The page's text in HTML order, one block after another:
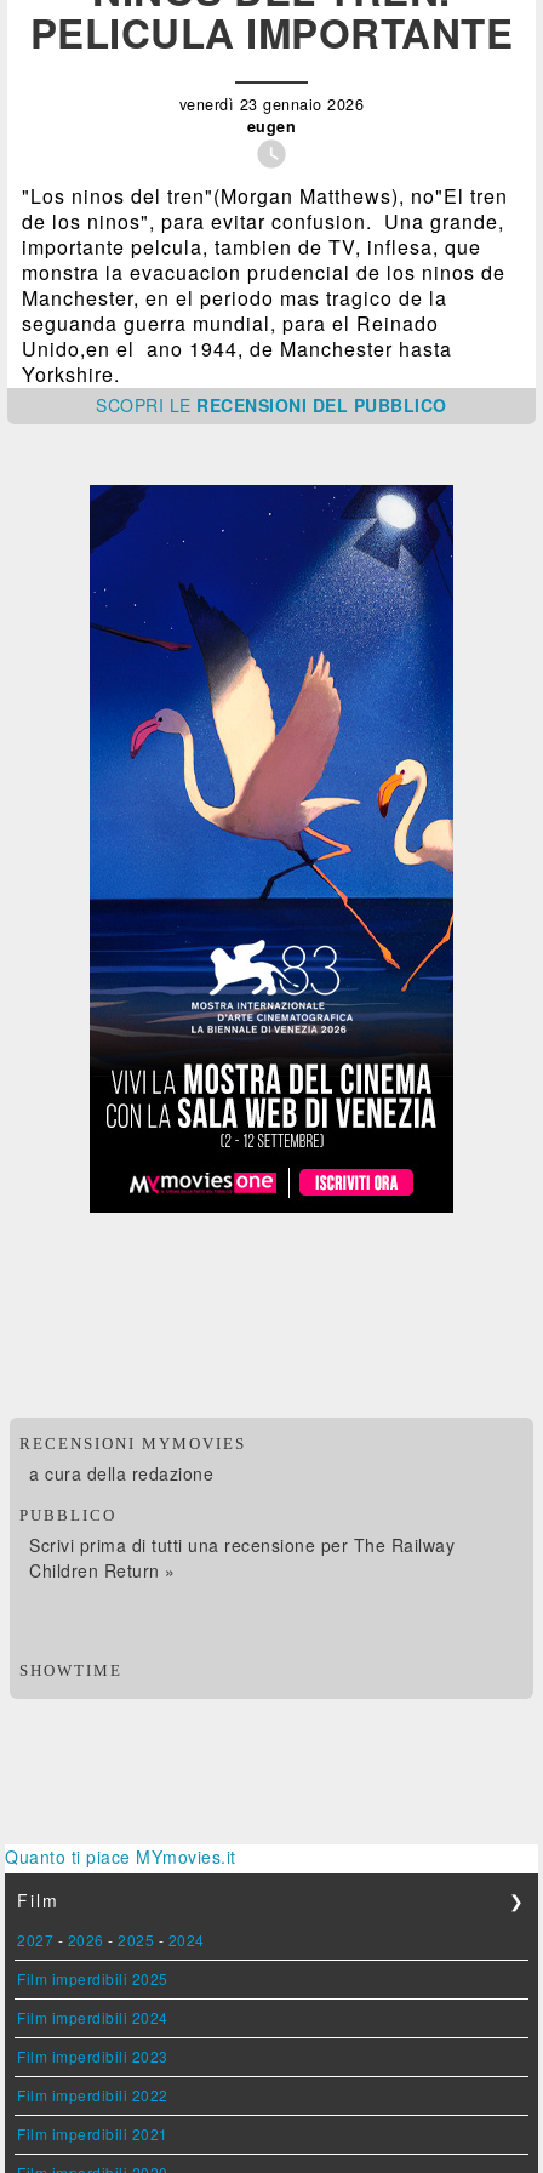
PELICULA IMPORTANTE
venerdì 23 gennaio 2026
eugen

"Los ninos del tren"(Morgan Matthews), no"El tren
de los ninos", para evitar confusion. Una grande,
importante pelcula, tambien de TV, inflesa, que
monstra la evacuacion prudencial de los ninos de
Manchester, en el periodo mas tragico de la
seguanda guerra mundial, para el Reinado
Unido,en el ano 1944, de Manchester hasta
Yorkshire.
SCOPRI LE RECENSIONI DEL PUBBLICO
RECENSIONI MYMOVIES
a cura della redazione
PUBBLICO
Scrivi prima di tutti una recensione per The Railway
Children Return »
SHOWTIME
Quanto ti piace MYmovies.it
Film
❯
2027 - 2026 -2025 - 2024
Film imperdibili 2025
Film imperdibili 2024
Film imperdibili 2023
Film imperdibili 2022
Film imperdibili 2021